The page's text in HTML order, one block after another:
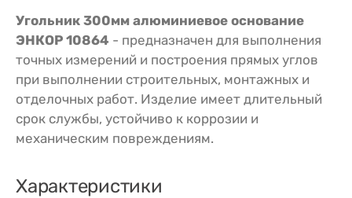
Угольник 300мм алюминиевое основание
ЭНКОР 10864 - предназначен для выполнения
точных измерений и построения прямых углов
при выполнении строительных, монтажных и
отделочных работ. Изделие имеет длительный
срок службы, устойчиво к коррозии и
механическим повреждениям.
Характеристики